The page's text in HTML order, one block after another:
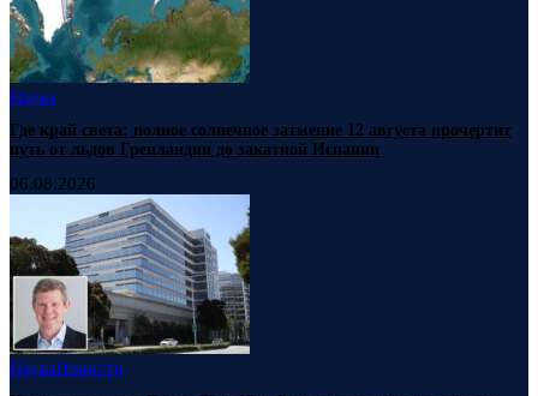
Наука
Где край света: полное солнечное затмение 12 августа прочертит
путь от льдов Гренландии до закатной Испании
06.08.2026
НаукаНовости